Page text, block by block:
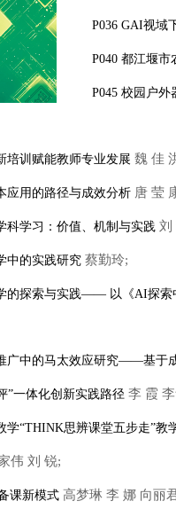
P036 GAI视域
P040 都江堰
P045 校园户
培训赋能教师专业发展 魏 佳
应用的路径与成效分析 唐 莹
科学习：价值、机制与实践 刘
中的实践研究 蔡勤玲;
的探索与实践—— 以《AI探索
广中的马太效应研究——基于
”一体化创新实践路径 李 霞
学“THINK思辨课堂五步走”教
伟 刘 锐;
课新模式 高梦琳 李 娜 向丽